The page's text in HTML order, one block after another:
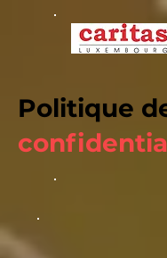
Politique